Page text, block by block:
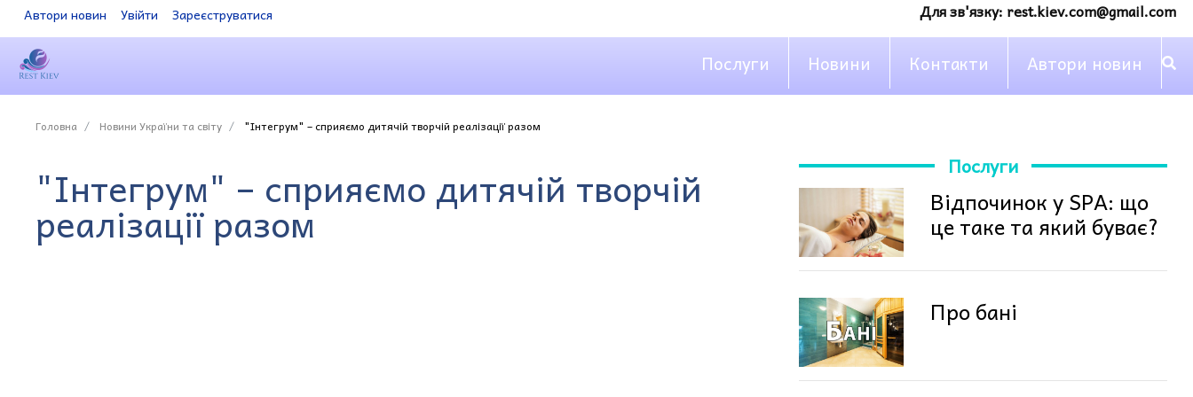
Автори новин Увійти Зареєструватися Для зв'язку: rest.kiev.com@gmail.com
Послуги Новини Контакти Автори новин
Головна Новини України та світу "Інтегрум" – сприяємо дитячій творчій реалізації разом
"Інтегрум" – сприяємо дитячій творчій
реалізації разом
Послуги
Відпочинок у SPA: що
це таке та який буває?
Про бані